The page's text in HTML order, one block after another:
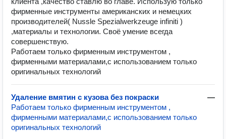
фирменные инструменты американских и немецких
производителей( Nussle Spezialwerkzeuge infiniti )
,материалы и технологии. Своё умение всегда
совершенствую.
Работаем только фирменным инструментом ,
фирменными материалами,с использованием только
оригинальных технологий
Удаление вмятин с кузова без покраски
—
Работаем только фирменным инструментом ,
фирменными материалами,с использованием только
оригинальных технологий